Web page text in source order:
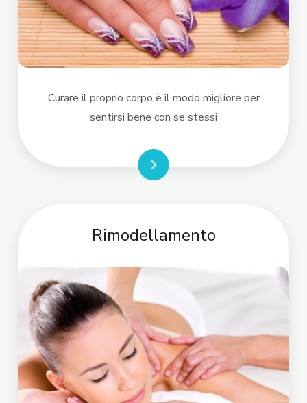
Curare il proprio corpo è il modo migliore per
sentirsi bene con se stessi
LEGGI DI PIÙ
Rimodellamento